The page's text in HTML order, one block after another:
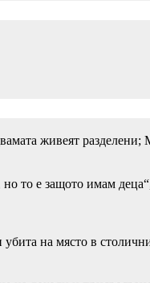
живеят
то е защото имам
на място в